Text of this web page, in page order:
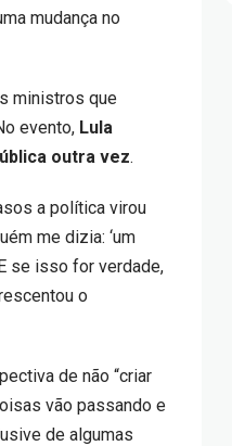
mudança no
ministros que
evento, Lula
outra vez.
a política virou
me dizia: ‘um
se isso for verdade,
o
de não “criar
vão passando e
de algumas